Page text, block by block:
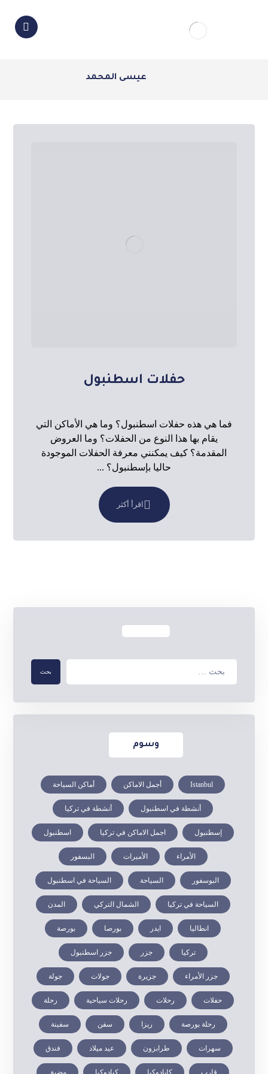
عيسى المحمد
حفلات اسطنبول
فما هي هذه حفلات اسطنبول؟ وما هي الأماكن التي
يقام بها هذا النوع من الحفلات؟ وما العروض
المقدمة؟ كيف يمكنني معرفة الحفلات الموجودة
حاليا بإسطنبول؟ ...
اقرأ أكثر
وسوم
Istanbul أجمل الاماكن أماكن السياحة
أنشطة في اسطنبول أنشطة في تركيا
إسطنبول اجمل الاماكن في تركيا اسطنبول
الأمراء الأميرات البسفور
البوسفور السياحة السياحة في اسطنبول
السياحة في تركيا الشمال التركي المدن
انطاليا ايدر بورصا بورصة
تركيا جزر جزر اسطنبول
جزر الأمراء جزيرة جولات جولة
حفلات رحلات رحلات سياحية رحلة
رحلة بورصة ريزا سفن سفينة
سهرات طرابزون عيد ميلاد فندق
قارب كابادوكيا كبادوكيا مضيق